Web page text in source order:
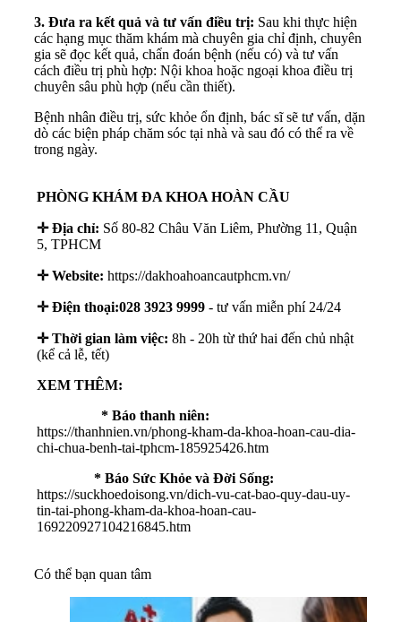
3. Đưa ra kết quả và tư vấn điều trị: Sau khi thực hiện
các hạng mục thăm khám mà chuyên gia chỉ định, chuyên
gia sẽ đọc kết quả, chẩn đoán bệnh (nếu có) và tư vấn
cách điều trị phù hợp: Nội khoa hoặc ngoại khoa điều trị
chuyên sâu phù hợp (nếu cần thiết).
Bệnh nhân điều trị, sức khỏe ổn định, bác sĩ sẽ tư vấn, dặn
dò các biện pháp chăm sóc tại nhà và sau đó có thể ra về
trong ngày.
PHÒNG KHÁM ĐA KHOA HOÀN CẦU
✛ Địa chỉ: Số 80-82 Châu Văn Liêm, Phường 11, Quận
5, TPHCM
✛Website: https://dakhoahoancautphcm.vn/
✛ Điện thoại:028 3923 9999 - tư vấn miễn phí 24/24
✛ Thời gian làm việc: 8h - 20h từ thứ hai đến chủ nhật
(kể cả lễ, tết)
XEM THÊM:
* Báo thanh niên:
https://thanhnien.vn/phong-kham-da-khoa-hoan-cau-dia-
chi-chua-benh-tai-tphcm-185925426.htm
* Báo Sức Khỏe và Đời Sống:
https://suckhoedoisong.vn/dich-vu-cat-bao-quy-dau-uy-
tin-tai-phong-kham-da-khoa-hoan-cau-
169220927104216845.htm
Có thể bạn quan tâm